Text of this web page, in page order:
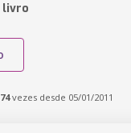
livro
vezes desde 05/01/2011